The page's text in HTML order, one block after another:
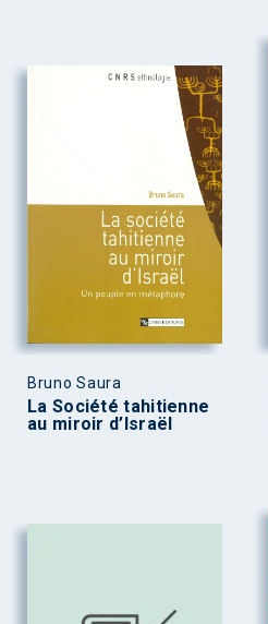
Bruno Saura
La Société tahitienne
au miroir d’Israël